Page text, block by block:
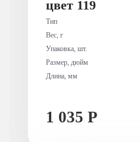
цвет 119
Тип
Вес, г
Упаковка, шт.
Размер, дюйм
Длина, мм
1 035 Р